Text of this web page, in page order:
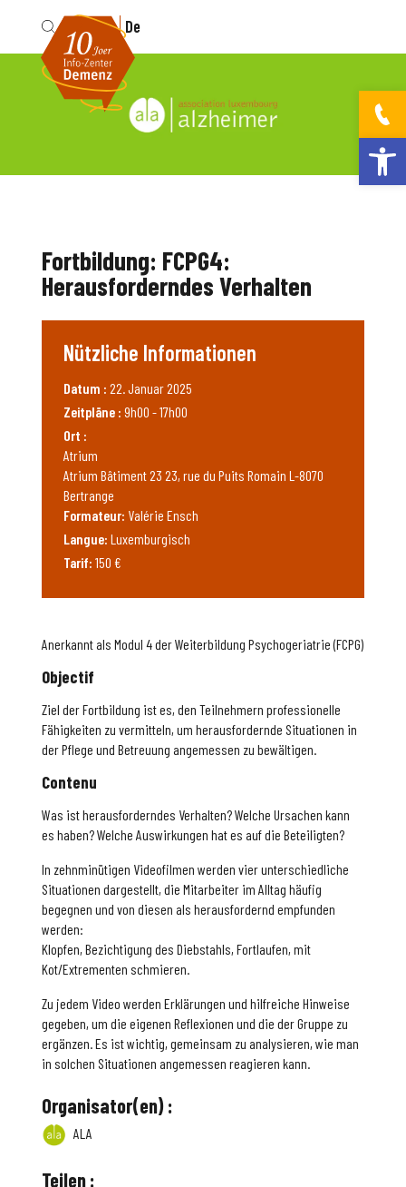
Fr De
Anerkannt als Modul 4 der Weiterbildung Psychogeriatrie (FCPG)
Objectif
Ziel der Fortbildung ist es, den Teilnehmern professionelle
Fähigkeiten zu vermitteln, um herausfordernde Situationen in
der Pflege und Betreuung angemessen zu bewältigen.
Contenu
Was ist herausforderndes Verhalten? Welche Ursachen kann
es haben? Welche Auswirkungen hat es auf die Beteiligten?
In zehnminütigen Videofilmen werden vier unterschiedliche
Situationen dargestellt, die Mitarbeiter im Alltag häufig
begegnen und von diesen als herausfordernd empfunden
werden:
Klopfen, Bezichtigung des Diebstahls, Fortlaufen, mit
Kot/Extrementen schmieren.
Zu jedem Video werden Erklärungen und hilfreiche Hinweise
gegeben, um die eigenen Reflexionen und die der Gruppe zu
ergänzen. Es ist wichtig, gemeinsam zu analysieren, wie man
in solchen Situationen angemessen reagieren kann.
Organisator(en) :
ALA
Teilen :
Fortbildung: FCPG4:
Herausforderndes Verhalten
Nützliche Informationen
Datum : 22. Januar 2025
Zeitpläne : 9h00 - 17h00
Ort :
Atrium
Atrium Bâtiment 23 23, rue du Puits Romain L-8070
Bertrange
Formateur: Valérie Ensch
Langue: Luxemburgisch
Tarif: 150 €